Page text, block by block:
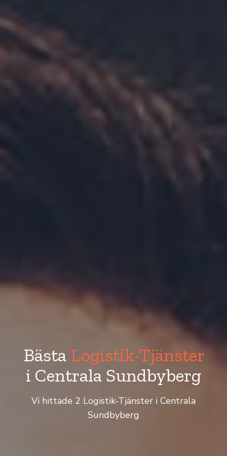
Bästa Logistik-Tjänster
i Centrala Sundbyberg
Vi hittade 2 Logistik-Tjänster i Centrala
Sundbyberg